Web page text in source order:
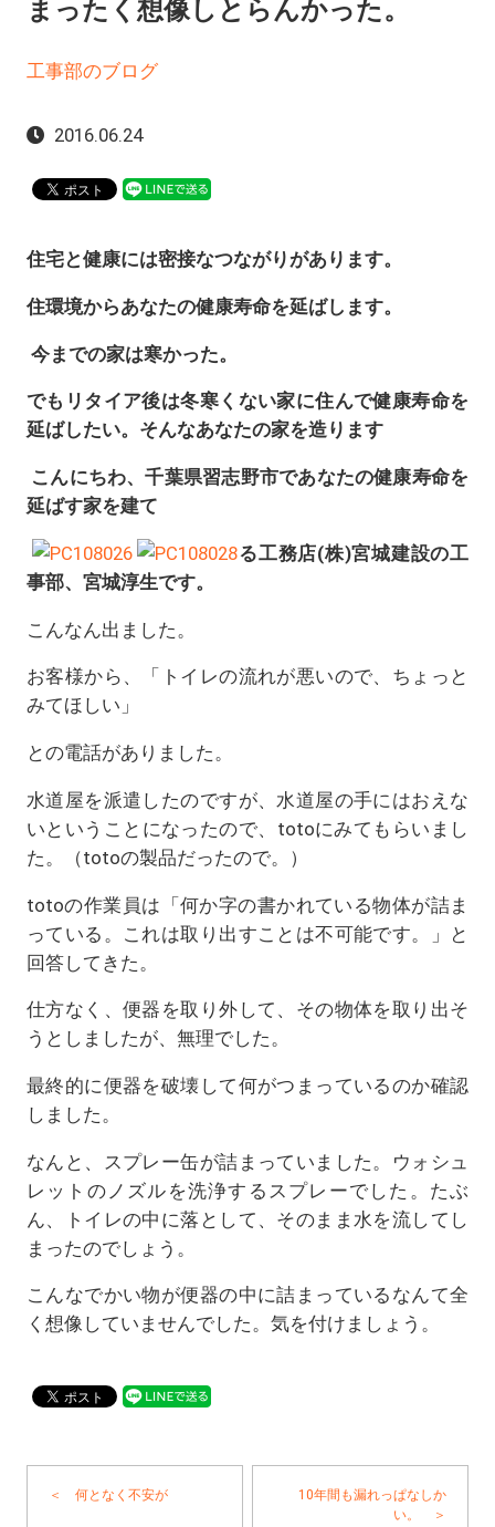
まったく想像しとらんかった。
工事部のブログ
2016.06.24
住宅と健康には密接なつながりがあります。
住環境からあなたの健康寿命を延ばします。
今までの家は寒かった。
でもリタイア後は冬寒くない家に住んで健康寿命を
延ばしたい。そんなあなたの家を造ります
こんにちわ、千葉県習志野市であなたの健康寿命を
延ばす家を建て
る工務店(株)宮城建設の工
事部、宮城淳生です。
こんなん出ました。
お客様から、「トイレの流れが悪いので、ちょっと
みてほしい」
との電話がありました。
水道屋を派遣したのですが、水道屋の手にはおえな
いということになったので、totoにみてもらいまし
た。（totoの製品だったので。）
totoの作業員は「何か字の書かれている物体が詰ま
っている。これは取り出すことは不可能です。」と
回答してきた。
仕方なく、便器を取り外して、その物体を取り出そ
うとしましたが、無理でした。
最終的に便器を破壊して何がつまっているのか確認
しました。
なんと、スプレー缶が詰まっていました。ウォシュ
レットのノズルを洗浄するスプレーでした。たぶ
ん、トイレの中に落として、そのまま水を流してし
まったのでしょう。
こんなでかい物が便器の中に詰まっているなんて全
く想像していませんでした。気を付けましょう。
＜ 何となく不安が
10年間も漏れっぱなしか
い。 ＞